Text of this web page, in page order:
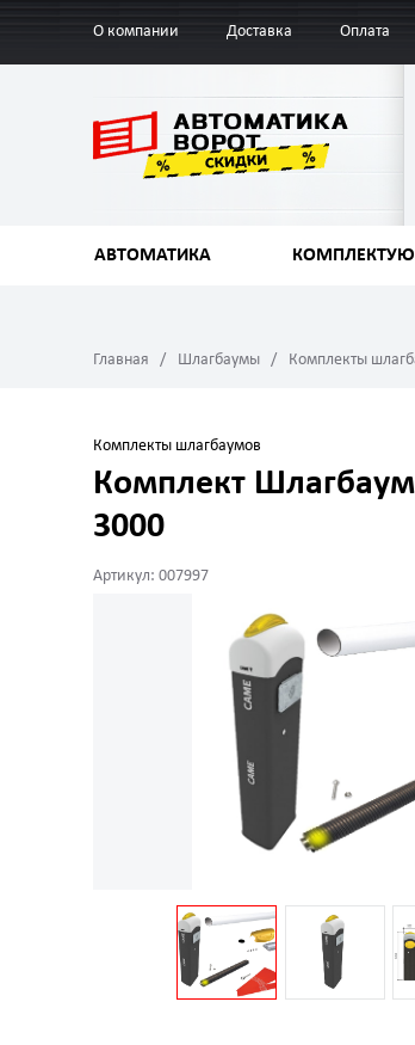
О компании Доставка Оплата
АВТОМАТИКА
Главная Шлагбаумы Комплекты
Комплекты шлагбаумов
Комплект
3000
Артикул: 007997